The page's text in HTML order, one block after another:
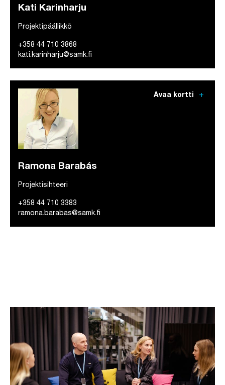
Kati Karinharju
Projektipäällikkö
+358 44 710 3868
kati.karinharju@samk.fi
Avaa kortti add
Ramona Barabás
Projektisihteeri
+358 44 710 3383
ramona.barabas@samk.fi